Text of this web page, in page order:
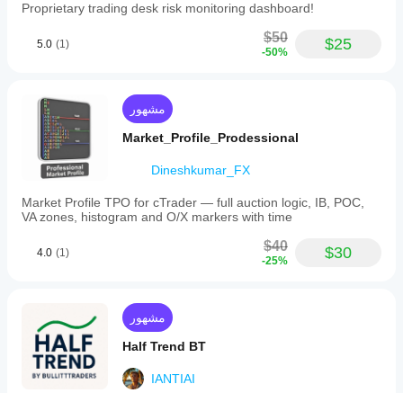
Proprietary trading desk risk monitoring dashboard!
5.0 (1) $50
-50% $25
مشهور
Market_Profile_Prodessional
Dineshkumar_FX
Market Profile TPO for cTrader — full auction logic, IB, POC,
VA zones, histogram and O/X markers with time
4.0 (1) $40
-25% $30
مشهور
Half Trend BT
IANTIAI